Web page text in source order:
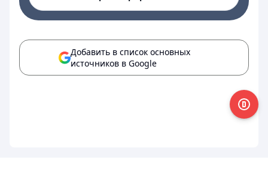
Добавить в список основных
источников в Google